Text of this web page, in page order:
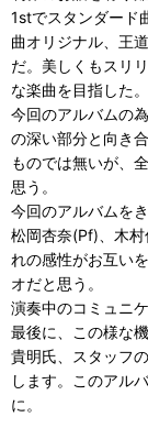
1stでスタンダード
曲オリジナル、王
だ。美しくもスリ
な楽曲を目指した。
今回のアルバムの
の深い部分と向き
ものでは無いが、
思う。
今回のアルバムを
松岡杏奈(Pf)、木
れの感性がお互い
オだと思う。
演奏中のコミュニ
最後に、この様な
貴明氏、スタッフ
します。このアル
に。